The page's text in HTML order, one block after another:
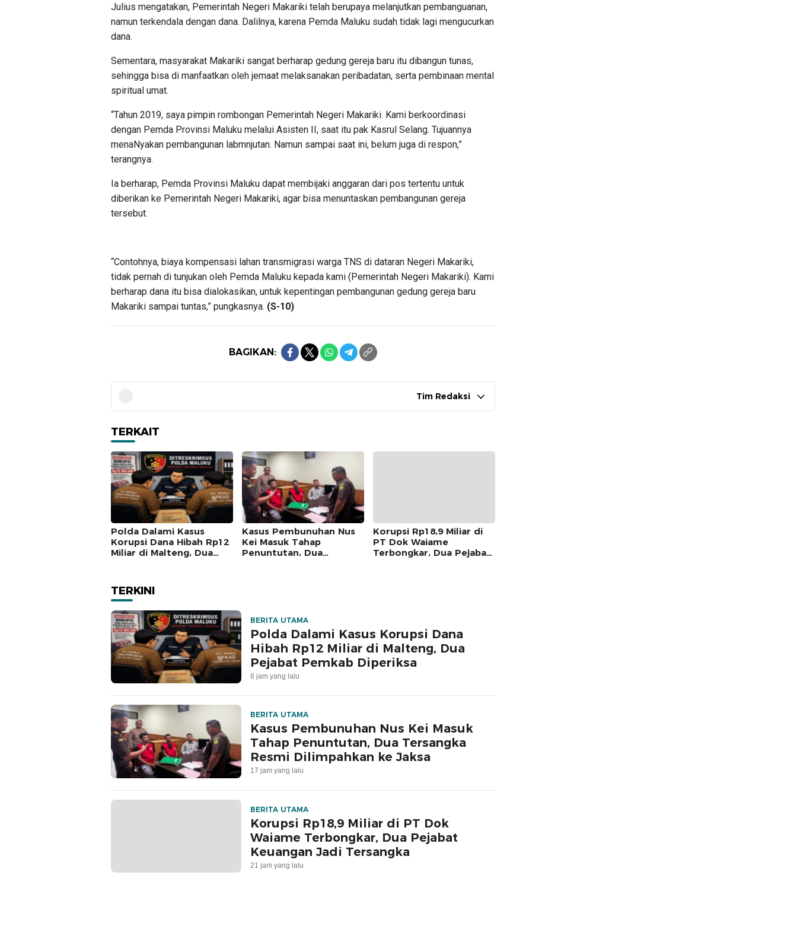
Julius mengatakan, Pemerintah Negeri Makariki telah berupaya melanjutkan pembanguanan,
namun terkendala dengan dana. Dalilnya, karena Pemda Maluku sudah tidak lagi mengucurkan
dana.
Sementara, masyarakat Makariki sangat berharap gedung gereja baru itu dibangun tunas,
sehingga bisa di manfaatkan oleh jemaat melaksanakan peribadatan, serta pembinaan mental
spiritual umat.
“Tahun 2019, saya pimpin rombongan Pemerintah Negeri Makariki. Kami berkoordinasi
dengan Pemda Provinsi Maluku melalui Asisten II, saat itu pak Kasrul Selang. Tujuannya
menaNyakan pembangunan labmnjutan. Namun sampai saat ini, belum juga di respon,”
terangnya.
Ia berharap, Pemda Provinsi Maluku dapat membijaki anggaran dari pos tertentu untuk
diberikan ke Pemerintah Negeri Makariki, agar bisa menuntaskan pembangunan gereja
tersebut.
“Contohnya, biaya kompensasi lahan transmigrasi warga TNS di dataran Negeri Makariki,
tidak pernah di tunjukan oleh Pemda Maluku kepada kami (Pemerintah Negeri Makariki). Kami
berharap dana itu bisa dialokasikan, untuk kepentingan pembangunan gedung gereja baru
Makariki sampai tuntas,” pungkasnya. (S-10)
BAGIKAN:
Tim Redaksi
TERKAIT
Polda Dalami Kasus
Korupsi Dana Hibah Rp12
Miliar di Malteng, Dua
Kasus Pembunuhan Nus
Kei Masuk Tahap
Penuntutan, Dua
Korupsi Rp18,9 Miliar di
PT Dok Waiame
Terbongkar, Dua Pejabat
TERKINI
BERITA UTAMA
Polda Dalami Kasus Korupsi Dana
Hibah Rp12 Miliar di Malteng, Dua
Pejabat Pemkab Diperiksa
6 jam yang lalu
BERITA UTAMA
Kasus Pembunuhan Nus Kei Masuk
Tahap Penuntutan, Dua Tersangka
Resmi Dilimpahkan ke Jaksa
17 jam yang lalu
BERITA UTAMA
Korupsi Rp18,9 Miliar di PT Dok
Waiame Terbongkar, Dua Pejabat
Keuangan Jadi Tersangka
21 jam yang lalu